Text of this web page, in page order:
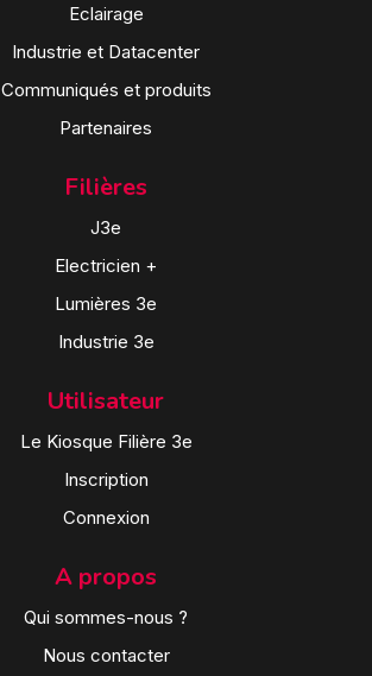
Eclairage
Industrie et Datacenter
Communiqués et produits
Partenaires
Filières
J3e
Electricien +
Lumières 3e
Industrie 3e
Utilisateur
Le Kiosque Filière 3e
Inscription
Connexion
A propos
Qui sommes-nous ?
Nous contacter